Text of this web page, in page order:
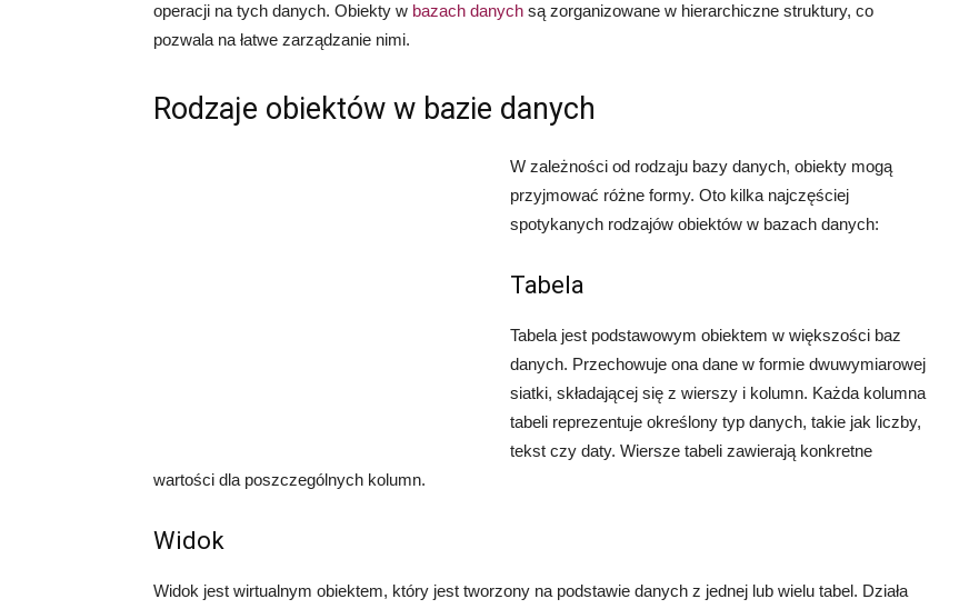
operacji na tych danych. Obiekty w bazach danych są zorganizowane w hierarchiczne struktury, co
pozwala na łatwe zarządzanie nimi.
Rodzaje obiektów w bazie danych
W zależności od rodzaju bazy danych, obiekty mogą
przyjmować różne formy. Oto kilka najczęściej
spotykanych rodzajów obiektów w bazach danych:
Tabela
Tabela jest podstawowym obiektem w większości baz
danych. Przechowuje ona dane w formie dwuwymiarowej
siatki, składającej się z wierszy i kolumn. Każda kolumna
tabeli reprezentuje określony typ danych, takie jak liczby,
tekst czy daty. Wiersze tabeli zawierają konkretne
wartości dla poszczególnych kolumn.
Widok
Widok jest wirtualnym obiektem, który jest tworzony na podstawie danych z jednej lub wielu tabel. Działa